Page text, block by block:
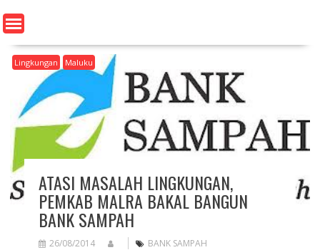
e
n
Lingkungan Maluku
ATASI MASALAH LINGKUNGAN,
PEMKAB MALRA BAKAL BANGUN
BANK SAMPAH
26/08/2014 BANK SAMPAH